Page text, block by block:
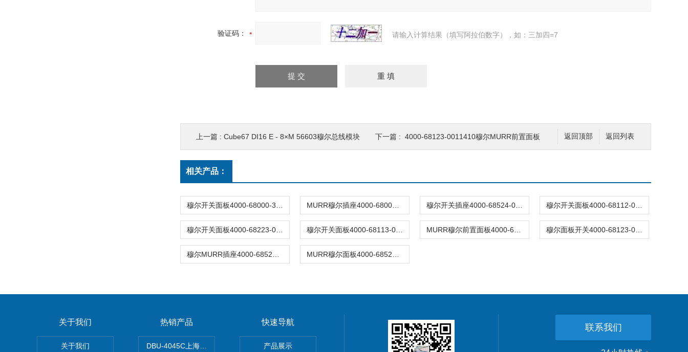
验证码： 请输入计算结果（填写阿拉伯数字），如：三加四=7
返回列表
返回顶部
上一篇 : Cube67 DI16 E - 8×M 56603穆尔总线模块 下一篇 : 4000-68123-0011410穆尔MURR前置面板
相关产品：
关于我们
关于我们
热销产品
DBU-4045C上海鹰峰制动单元
快速导航
产品展示
联系我们